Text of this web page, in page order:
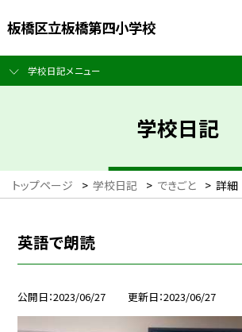
板橋区立板橋第四小学校
学校日記メニュー
学校日記
トップページ > 学校日記 > できごと > 詳細
英語で朗読
公開日 2023/06/27 更新日 2023/06/27